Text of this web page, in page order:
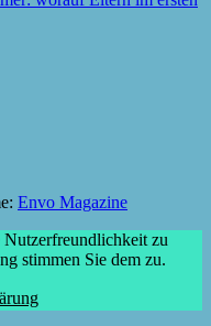
Envo Magazine
Nutzerfreundlichkeit zu
stimmen Sie dem zu.